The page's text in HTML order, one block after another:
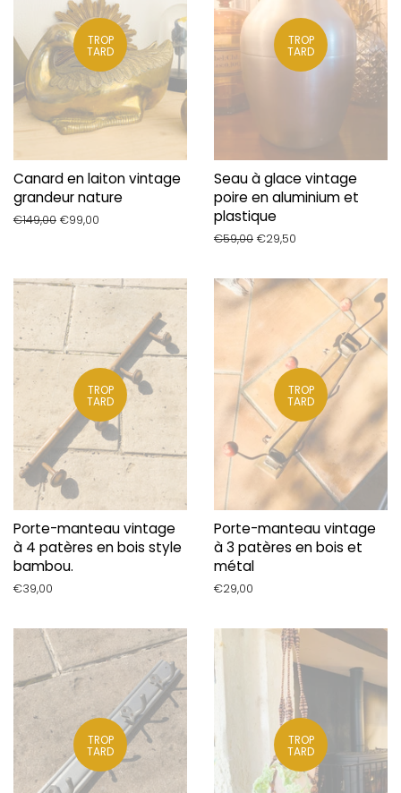
TROP
TARD
Canard en laiton vintage
grandeur nature
Prix
€149,00 Prix
€99,00
TROP
TARD
Seau à glace vintage
poire en aluminium et
plastique
Prix
€59,00 Prix
€29,50
TROP
TARD
Porte-manteau vintage
à 4 patères en bois style
bambou.
Prix
€39,00
TROP
TARD
Porte-manteau vintage
à 3 patères en bois et
métal
Prix
€29,00
TROP
TARD
TROP
TARD